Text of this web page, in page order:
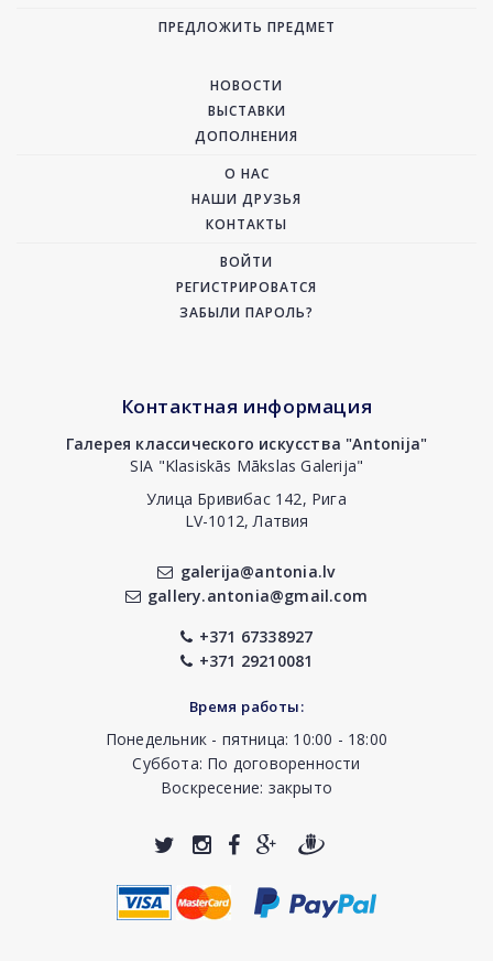
ПРЕДЛОЖИТЬ ПРЕДМЕТ
НОВОСТИ
ВЫСТАВКИ
ДОПОЛНЕНИЯ
О НАС
НАШИ ДРУЗЬЯ
КОНТАКТЫ
ВОЙТИ
РЕГИСТРИРОВАТСЯ
ЗАБЫЛИ ПАРОЛЬ?
Контактная информация
Галерея классического искусства "Antonija"
SIA "Klasiskās Mākslas Galerija"
Улица Бривибас 142, Рига
LV-1012, Латвия
galerija@antonia.lv
gallery.antonia@gmail.com
+371 67338927
+371 29210081
Время работы:
Понедельник - пятница: 10:00 - 18:00
Суббота: По договоренности
Воскресение: закрыто